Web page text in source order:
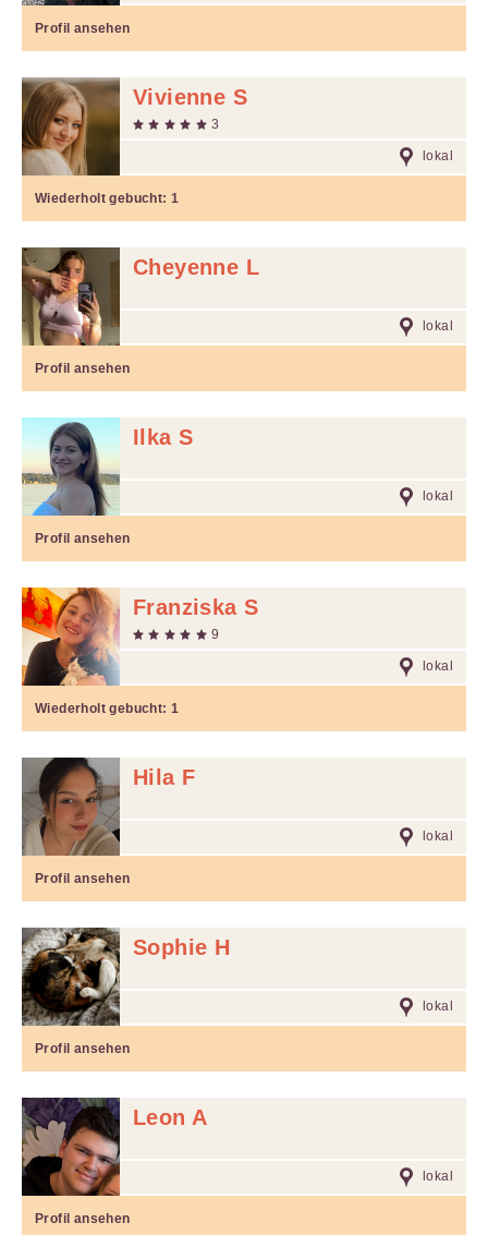
Profil ansehen
Vivienne S
3
lokal
Wiederholt gebucht:1
Cheyenne L
lokal
Profil ansehen
Ilka S
lokal
Profil ansehen
Franziska S
9
lokal
Wiederholt gebucht:1
Hila F
lokal
Profil ansehen
Sophie H
lokal
Profil ansehen
Leon A
lokal
Profil ansehen